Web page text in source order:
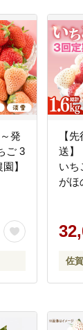
発
ご 3
】
【
送】
いち
がほ
佐